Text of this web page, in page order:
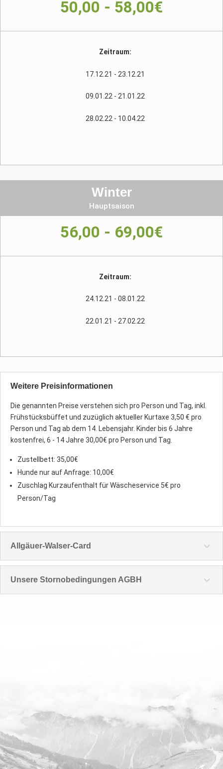
50,00 - 58,00€
Zeitraum:
17.12.21 - 23.12.21
09.01.22 - 21.01.22
28.02.22 - 10.04.22
Winter
Hauptsaison
56,00 - 69,00€
Zeitraum:
24.12.21 - 08.01.22
22.01.21 - 27.02.22
Weitere Preisinformationen
Die genannten Preise verstehen sich pro Person und Tag, inkl.
Frühstücksbüffet und zuzüglich aktueller Kurtaxe 3,50 € pro
Person und Tag ab dem 14. Lebensjahr. Kinder bis 6 Jahre
kostenfrei, 6 - 14 Jahre 30,00€ pro Person und Tag.
Zustellbett: 35,00€
Hunde nur auf Anfrage: 10,00€
Zuschlag Kurzaufenthalt für Wäscheservice 5€ pro
Person/Tag
Allgäuer-Walser-Card
Unsere Stornobedingungen AGBH